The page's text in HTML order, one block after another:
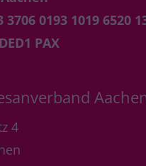
3706 0193 1019 6520
PAX
4